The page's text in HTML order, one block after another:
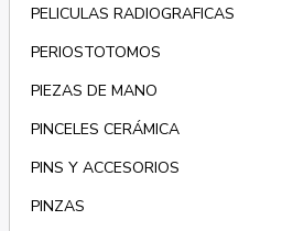
PELICULAS RADIOGRAFICAS
PERIOSTOTOMOS
PIEZAS DE MANO
PINCELES CERÁMICA
PINS Y ACCESORIOS
PINZAS